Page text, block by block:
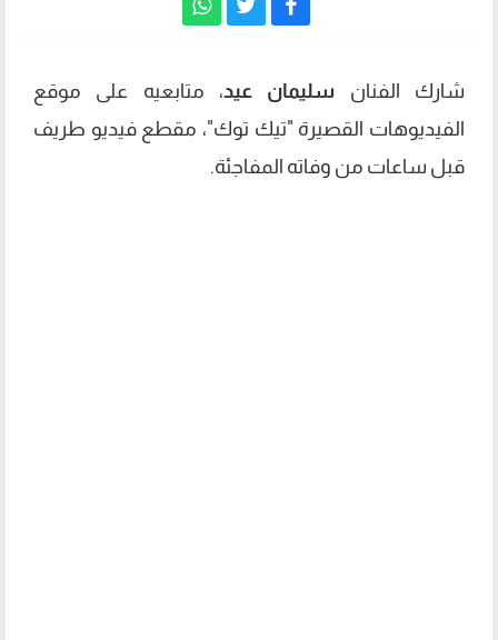
شارك الفنان سليمان عيد، متابعيه على موقع
الفيديوهات القصيرة "تيك توك"، مقطع فيديو طريف
قبل ساعات من وفاته المفاجئة.